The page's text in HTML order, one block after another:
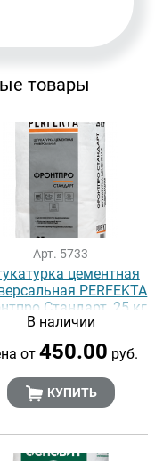
товары
Арт. 5733
цементная
PERFEKTA
Стандарт, 25 кг
В наличии
от450.00 руб.
КУПИТЬ